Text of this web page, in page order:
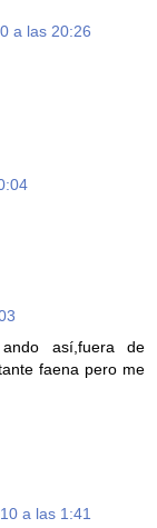
a las 20:26
así,fuera de
faena pero me
a las 1:41